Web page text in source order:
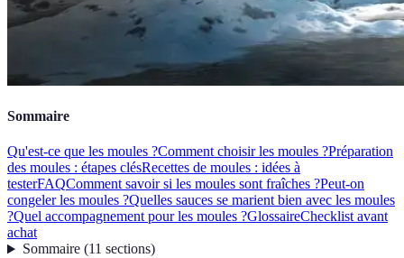
Sommaire
Qu'est-ce que les moules ?Comment choisir les moules ?Préparation
des moules : étapes clésRecettes de moules : idées à
testerFAQComment savoir si les moules sont fraîches ?Peut-on
congeler les moules ?Quelles sauces se marient bien avec les moules
?Quel accompagnement pour les moules ?GlossaireChecklist avant
achat
Sommaire(11 sections)